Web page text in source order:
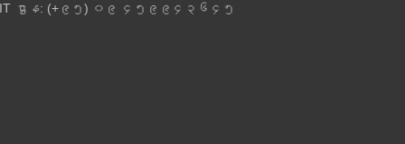
IT ဌာန: (+၉၅) ၀၉ ၄၅၉၉၄၃၆၄၅